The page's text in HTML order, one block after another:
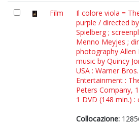
Film
Il colore viola =
purple / directed
Spielberg ;
Menno Meyjes ;
photography Allen
music by Quincy
USA : Warner
Entertainment :
Peters Company,
1 DVD (148 min.) :
Collocazione: